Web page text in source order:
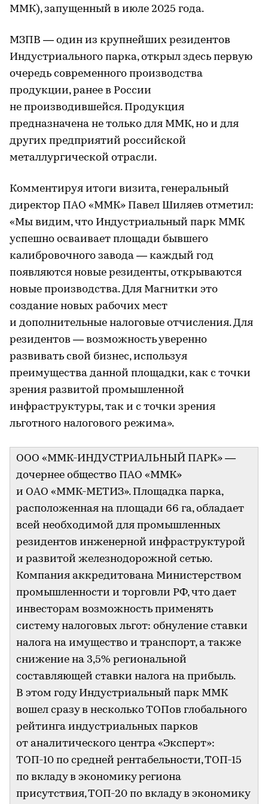
ММК), запущенный в июле 2025 года.
МЗПВ — один из крупнейших резидентов
Индустриального парка, открыл здесь первую
очередь современного производства
продукции, ранее в России
не производившейся. Продукция
предназначена не только для ММК, но и для
других предприятий российской
металлургической отрасли.
Комментируя итоги визита, генеральный
директор ПАО «ММК» Павел Шиляев отметил:
«Мы видим, что Индустриальный парк ММК
успешно осваивает площади бывшего
калибровочного завода — каждый год
появляются новые резиденты, открываются
новые производства. Для Магнитки это
создание новых рабочих мест
и дополнительные налоговые отчисления. Для
резидентов — возможность уверенно
развивать свой бизнес, используя
преимущества данной площадки, как с точки
зрения развитой промышленной
инфраструктуры, так и с точки зрения
льготного налогового режима».
ООО «ММК-ИНДУСТРИАЛЬНЫЙ ПАРК» —
дочернее общество ПАО «ММК»
и ОАО «ММК-МЕТИЗ». Площадка парка,
расположенная на площади 66 га, обладает
всей необходимой для промышленных
резидентов инженерной инфраструктурой
и развитой железнодорожной сетью.
Компания аккредитована Министерством
промышленности и торговли РФ, что дает
инвесторам возможность применять
систему налоговых льгот: обнуление ставки
налога на имущество и транспорт, а также
снижение на 3,5% региональной
составляющей ставки налога на прибыль.
В этом году Индустриальный парк ММК
вошел сразу в несколько ТОПов глобального
рейтинга индустриальных парков
от аналитического центра «Эксперт»:
ТОП-10 по средней рентабельности, ТОП-15
по вкладу в экономику региона
присутствия, ТОП-20 по вкладу в экономику